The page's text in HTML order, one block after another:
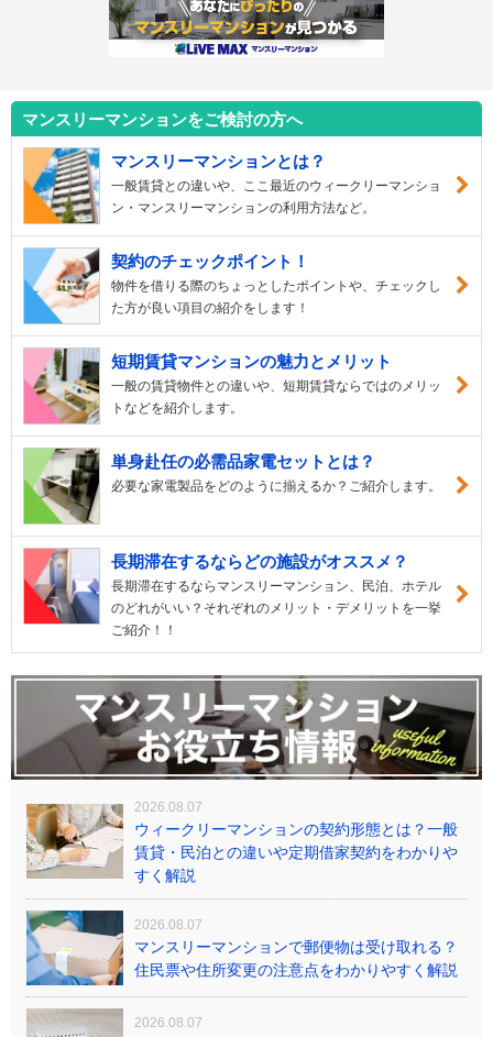
マンスリーマンションをご検討の方へ
マンスリーマンションとは？
一般賃貸との違いや、ここ最近のウィークリーマンショ
ン・マンスリーマンションの利用方法など。
契約のチェックポイント！
物件を借りる際のちょっとしたポイントや、チェックし
た方が良い項目の紹介をします！
短期賃貸マンションの魅力とメリット
一般の賃貸物件との違いや、短期賃貸ならではのメリッ
トなどを紹介します。
単身赴任の必需品家電セットとは？
必要な家電製品をどのように揃えるか？ご紹介します。
長期滞在するならどの施設がオススメ？
長期滞在するならマンスリーマンション、民泊、ホテル
のどれがいい？それぞれのメリット・デメリットを一挙
ご紹介！！
2026.08.07
ウィークリーマンションの契約形態とは？一般
賃貸・民泊との違いや定期借家契約をわかりや
すく解説
2026.08.07
マンスリーマンションで郵便物は受け取れる？
住民票や住所変更の注意点をわかりやすく解説
2026.08.07